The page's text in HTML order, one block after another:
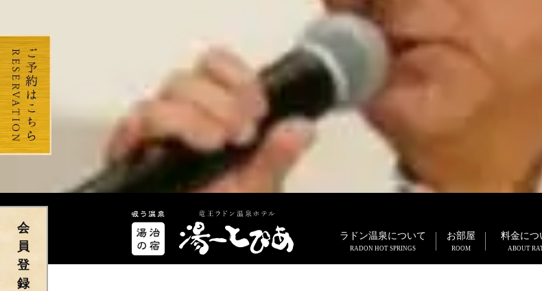
ラドン温泉について
RADON HOT SPRINGS
お部屋
ROOM
料金につ
ABOUT
会
員
登
録